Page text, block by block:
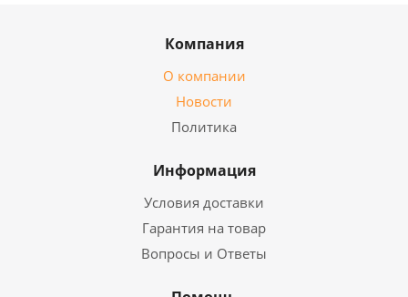
Компания
О компании
Новости
Политика
Информация
Условия доставки
Гарантия на товар
Вопросы и Ответы